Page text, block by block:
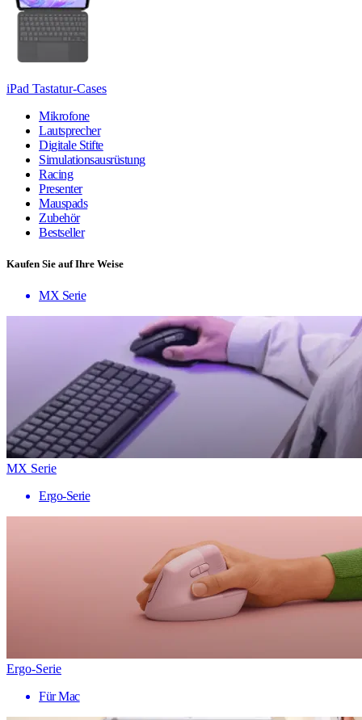
iPad Tastatur-Cases
Mikrofone
Lautsprecher
Digitale Stifte
Simulationsausrüstung
Racing
Presenter
Mauspads
Zubehör
Bestseller
Kaufen Sie auf Ihre Weise
MX Serie
MX Serie
Ergo-Serie
Ergo-Serie
Für Mac